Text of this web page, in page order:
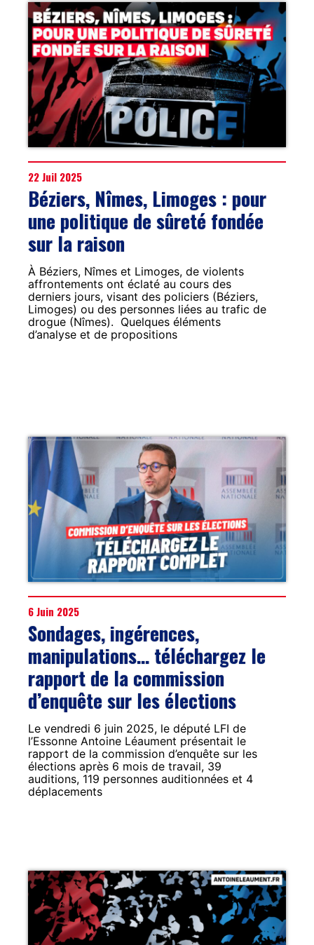
22 Juil 2025
Béziers, Nîmes, Limoges : pour
une politique de sûreté fondée
sur la raison
À Béziers, Nîmes et Limoges, de violents
affrontements ont éclaté au cours des
derniers jours, visant des policiers (Béziers,
Limoges) ou des personnes liées au trafic de
drogue (Nîmes). Quelques éléments
d’analyse et de propositions
6 Juin 2025
Sondages, ingérences,
manipulations… téléchargez le
rapport de la commission
d’enquête sur les élections
Le vendredi 6 juin 2025, le député LFI de
l’Essonne Antoine Léaument présentait le
rapport de la commission d’enquête sur les
élections après 6 mois de travail, 39
auditions, 119 personnes auditionnées et 4
déplacements